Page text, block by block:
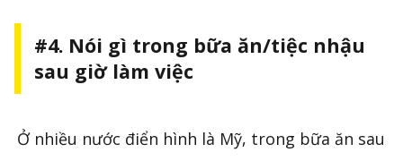
#4. Nói gì trong bữa ăn/tiệc nhậu
sau giờ làm việc
Ở nhiều nước điển hình là Mỹ, trong bữa ăn sau